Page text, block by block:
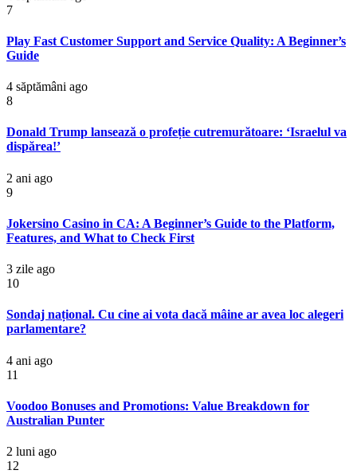
7
Play Fast Customer Support and Service Quality: A Beginner’s
Guide
4 săptămâni ago
8
Donald Trump lansează o profeție cutremurătoare: ‘Israelul va
dispărea!’
2 ani ago
9
Jokersino Casino in CA: A Beginner’s Guide to the Platform,
Features, and What to Check First
3 zile ago
10
Sondaj național. Cu cine ai vota dacă mâine ar avea loc alegeri
parlamentare?
4 ani ago
11
Voodoo Bonuses and Promotions: Value Breakdown for
Australian Punter
2 luni ago
12